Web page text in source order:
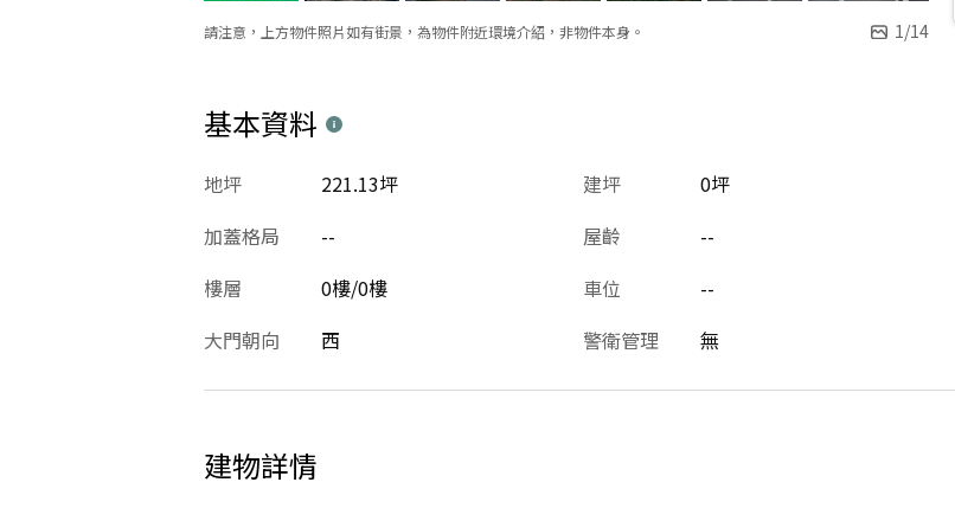
請注意，上方物件照片如有街景，為物件附近環境介紹，非物件本身。 1/14
基本資料
建坪 0坪
地坪 221.13坪
加蓋格局
-- 屋齡 --
樓層
0樓/0樓 車位 --
大門朝向
西 警衛管理 無
建物詳情